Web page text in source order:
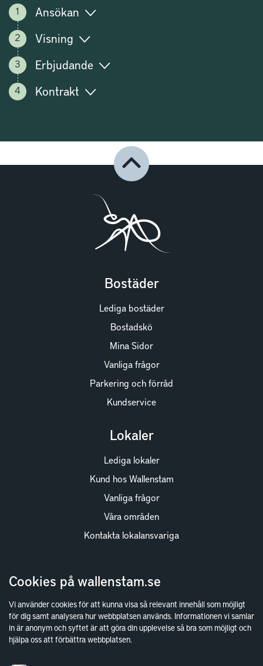
Cookies på wallenstam.se
Vi använder cookies för att kunna visa så relevant innehåll som möjligt
för dig samt analysera hur webbplatsen används. Informationen vi samlar
in är anonym och syftet är att göra din upplevelse så bra som möjligt och
hjälpa oss att förbättra webbplatsen.
Ansökan
Visning
Erbjudande
Kontrakt
Bostäder
Lediga bostäder
Bostadskö
Mina Sidor
Vanliga frågor
Parkering och förråd
Kundservice
Lokaler
Lediga lokaler
Kund hos Wallenstam
Vanliga frågor
Våra områden
Kontakta lokalansvariga
Finansiella rapporter
Sök fakturamottagare
Våra fastigheter